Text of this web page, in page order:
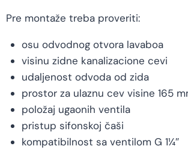
Pre montaže treba proveriti:
osu odvodnog otvora lavaboa
visinu zidne kanalizacione cevi
udaljenost odvoda od zida
prostor za ulaznu cev visine 165
položaj ugaonih ventila
pristup sifonskoj čaši
kompatibilnost sa ventilom G 1¼″